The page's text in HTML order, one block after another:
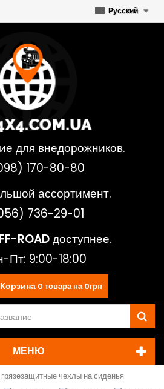
Русский
для внедорожников.
170-80-80
ассортимент.
736-29-01
ROADдоступнее.
Пт: 9:00-18:00
Корзина 0 товара на 0грн
МЕНЮ